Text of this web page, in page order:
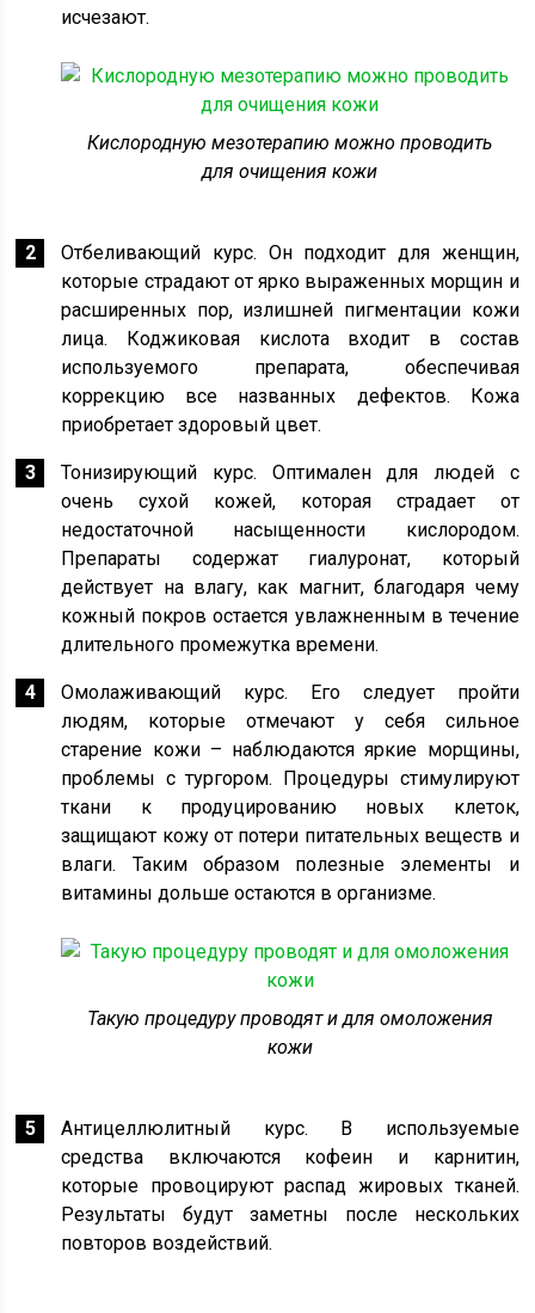
исчезают.
Кислородную мезотерапию можно проводить
для очищения кожи
Отбеливающий курс. Он подходит для женщин,
которые страдают от ярко выраженных морщин и
расширенных пор, излишней пигментации кожи
лица. Коджиковая кислота входит в состав
используемого препарата, обеспечивая
коррекцию все названных дефектов. Кожа
приобретает здоровый цвет.
Тонизирующий курс. Оптимален для людей с
очень сухой кожей, которая страдает от
недостаточной насыщенности кислородом.
Препараты содержат гиалуронат, который
действует на влагу, как магнит, благодаря чему
кожный покров остается увлажненным в течение
длительного промежутка времени.
Омолаживающий курс. Его следует пройти
людям, которые отмечают у себя сильное
старение кожи – наблюдаются яркие морщины,
проблемы с тургором. Процедуры стимулируют
ткани к продуцированию новых клеток,
защищают кожу от потери питательных веществ и
влаги. Таким образом полезные элементы и
витамины дольше остаются в организме.
Такую процедуру проводят и для омоложения
кожи
Антицеллюлитный курс. В используемые
средства включаются кофеин и карнитин,
которые провоцируют распад жировых тканей.
Результаты будут заметны после нескольких
повторов воздействий.